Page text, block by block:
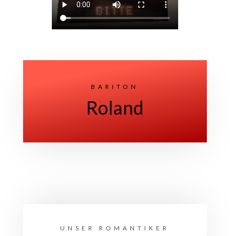
BARITON
Roland
UNSER ROMANTIKER